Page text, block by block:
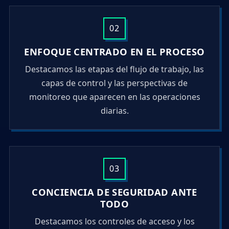
02
ENFOQUE CENTRADO EN EL PROCESO
Destacamos las etapas del flujo de trabajo, las
capas de control y las perspectivas de
monitoreo que aparecen en las operaciones
diarias.
03
CONCIENCIA DE SEGURIDAD ANTE
TODO
Destacamos los controles de acceso y los